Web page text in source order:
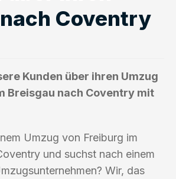
Coventry
Kunden über ihren Umzug
Breisgau nach Coventry mit
Umzug von Freiburg im
und suchst nach einem
Wir, das